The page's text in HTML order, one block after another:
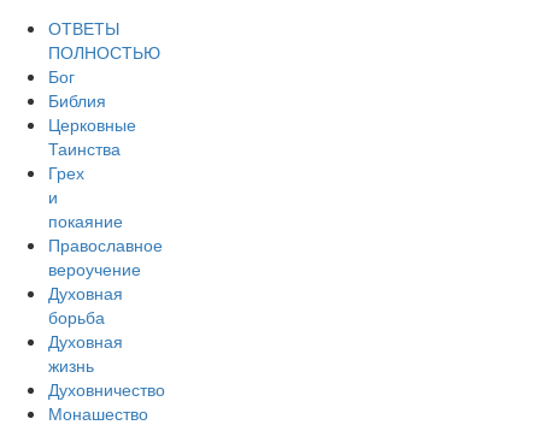
ОТВЕТЫ
ПОЛНОСТЬЮ
Бог
Библия
Церковные
Таинства
Грех
и
покаяние
Православное
вероучение
Духовная
борьба
Духовная
жизнь
Духовничество
Монашество